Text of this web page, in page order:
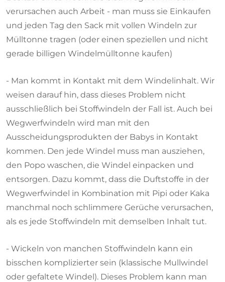
verursachen auch Arbeit - man muss sie Einkaufen
und jeden Tag den Sack mit vollen Windeln zur
Mülltonne tragen (oder einen speziellen und nicht
gerade billigen Windelmülltonne kaufen)
- Man kommt in Kontakt mit dem Windelinhalt. Wir
weisen darauf hin, dass dieses Problem nicht
ausschließlich bei Stoffwindeln der Fall ist. Auch bei
Wegwerfwindeln wird man mit den
Ausscheidungsprodukten der Babys in Kontakt
kommen. Den jede Windel muss man ausziehen,
den Popo waschen, die Windel einpacken und
entsorgen. Dazu kommt, dass die Duftstoffe in der
Wegwerfwindel in Kombination mit Pipi oder Kaka
manchmal noch schlimmere Gerüche verursachen,
als es jede Stoffwindeln mit demselben Inhalt tut.
- Wickeln von manchen Stoffwindeln kann ein
bisschen komplizierter sein (klassische Mullwindel
oder gefaltete Windel). Dieses Problem kann man